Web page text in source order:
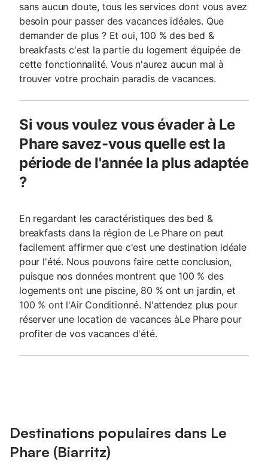
sans aucun doute, tous les services dont vous avez
besoin pour passer des vacances idéales. Que
demander de plus ? Et oui, 100 % des bed &
breakfasts c'est la partie du logement équipée de
cette fonctionnalité. Vous n'aurez aucun mal à
trouver votre prochain paradis de vacances.
Si vous voulez vous évader à Le
Phare savez-vous quelle est la
période de l'année la plus adaptée
?
En regardant les caractéristiques des bed &
breakfasts dans la région de Le Phare on peut
facilement affirmer que c'est une destination idéale
pour l'été. Nous pouvons faire cette conclusion,
puisque nos données montrent que 100 % des
logements ont une piscine, 80 % ont un jardin, et
100 % ont l'Air Conditionné. N'attendez plus pour
réserver une location de vacances àLe Phare pour
profiter de vos vacances d'été.
Destinations populaires dans Le
Phare (Biarritz)